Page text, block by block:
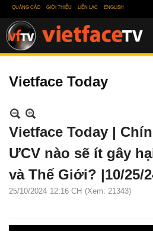
QUẢNG CÁO GIỚI THIỆU LIÊN LẠC ENGLISH
Vietface Today
Vietface Today |
ƯCV nào sẽ ít gây
và Thế Giới? |10/25/
25/10/2024 12:16 CH (Xem: 21343)